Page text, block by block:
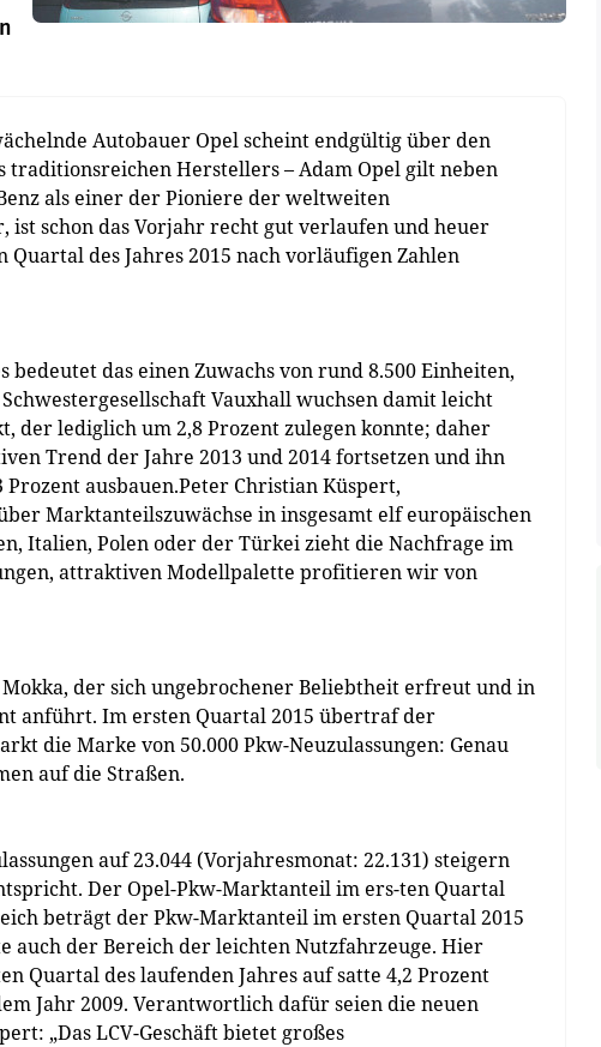
Autobauer Opel scheint endgültig über den
traditionsreichen Herstellers – Adam Opel gilt neben
als einer der Pioniere der weltweiten
ist schon das Vorjahr recht gut verlaufen und heuer
des Jahres 2015 nach vorläufigen Zahlen
das einen Zuwachs von rund 8.500 Einheiten,
Vauxhall wuchsen damit leicht
der lediglich um 2,8 Prozent zulegen konnte; daher
Trend der Jahre 2013 und 2014 fortsetzen und ihn
ausbauen.Peter Christian Küspert,
Marktanteilszuwächse in insgesamt elf europäischen
Italien, Polen oder der Türkei zieht die Nachfrage im
attraktiven Modellpalette profitieren wir von
der sich ungebrochener Beliebtheit erfreut und in
anführt. Im ersten Quartal 2015 übertraf der
die Marke von 50.000 Pkw-Neuzulassungen: Genau
auf die Straßen.
auf 23.044 (Vorjahresmonat: 22.131) steigern
Der Opel-Pkw-Marktanteil im ers-ten Quartal
beträgt der Pkw-Marktanteil im ersten Quartal 2015
auch der Bereich der leichten Nutzfahrzeuge. Hier
Quartal des laufenden Jahres auf satte 4,2 Prozent
Jahr 2009. Verantwortlich dafür seien die neuen
„Das LCV-Geschäft bietet großes